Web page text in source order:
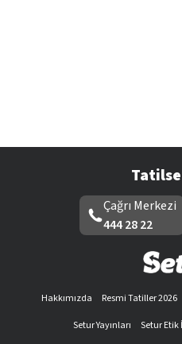
Çağrı Merkezi
444 28 22
Hakkımızda Resmi Tatiller 2026
Setur Yayınları
Setur Etik